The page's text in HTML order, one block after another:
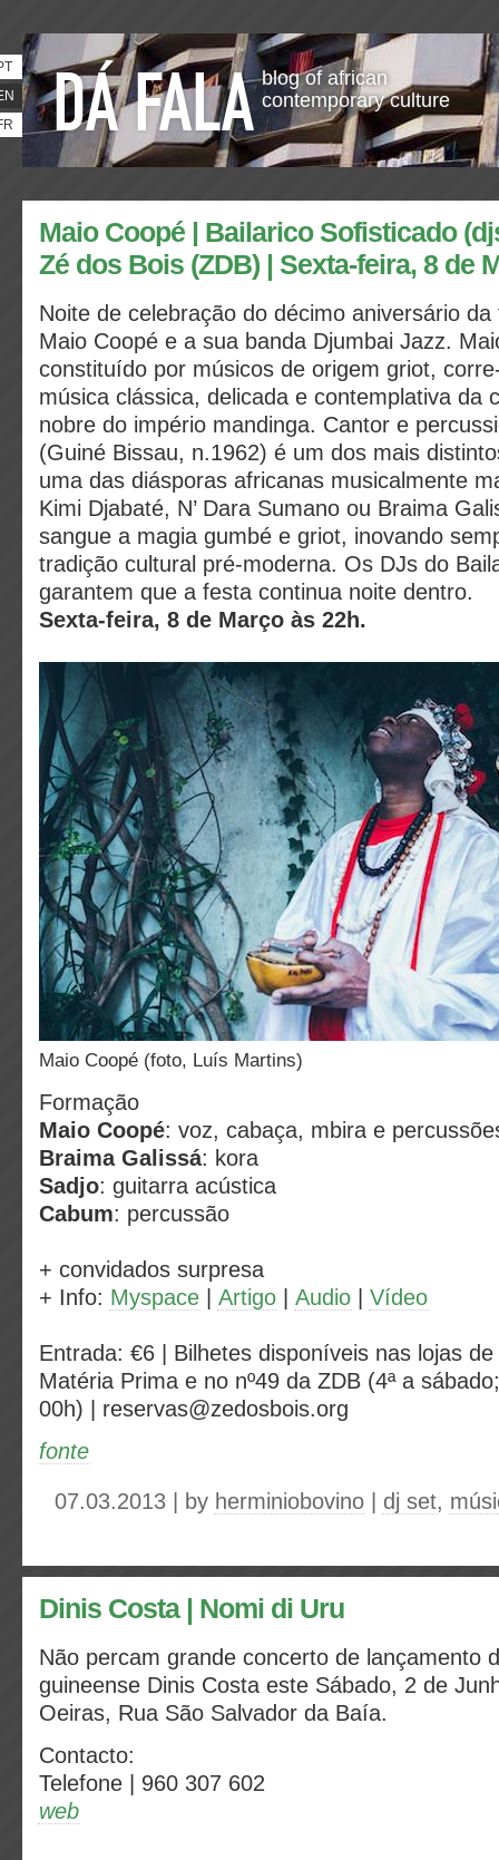
blog of african
contemporary culture
Maio Coopé | Bailarico Sofisticado
Zé dos Bois (ZDB) | Sexta-feira, 8 de
Noite de celebração do décimo aniversário
Maio Coopé e a sua banda Djumbai Jazz.
constituído por músicos de origem griot,
música clássica, delicada e contemplativa da
nobre do império mandinga. Cantor e
(Guiné Bissau, n.1962) é um dos mais
uma das diásporas africanas musicalmente
Kimi Djabaté, N’ Dara Sumano ou Braima
sangue a magia gumbé e griot, inovando
tradição cultural pré-moderna. Os DJs do
garantem que a festa continua noite dentro.
Sexta-feira, 8 de Março às 22h.
Maio Coopé (foto, Luís Martins)
Formação
Maio Coopé: voz, cabaça, mbira e
Braima Galissá: kora
Sadjo: guitarra acústica
Cabum: percussão
+ convidados surpresa
+ Info: Myspace Artigo Audio Vídeo
Entrada: €6 | Bilhetes disponíveis nas lojas
Matéria Prima e no nº49 da ZDB (4ª a
00h) | reservas@zedosbois.org
fonte
07.03.2013 | by herminiobovino dj set,
Dinis Costa | Nomi di Uru
Não percam grande concerto de lançamento
guineense Dinis Costa este Sábado, 2 de
Oeiras, Rua São Salvador da Baía.
Contacto:
Telefone | 960 307 602
web